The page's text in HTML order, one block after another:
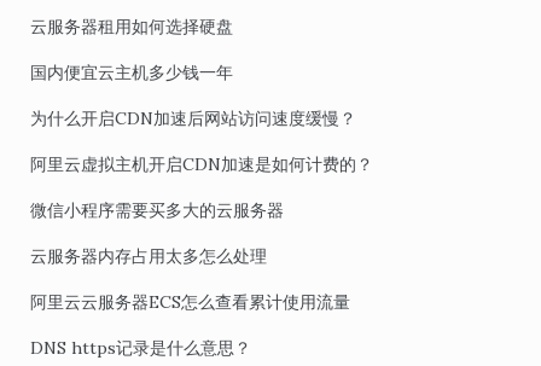
云服务器租用如何选择硬盘
国内便宜云主机多少钱一年
为什么开启CDN加速后网站访问速度缓慢？
阿里云虚拟主机开启CDN加速是如何计费的？
微信小程序需要买多大的云服务器
云服务器内存占用太多怎么处理
阿里云云服务器ECS怎么查看累计使用流量
DNS https记录是什么意思？